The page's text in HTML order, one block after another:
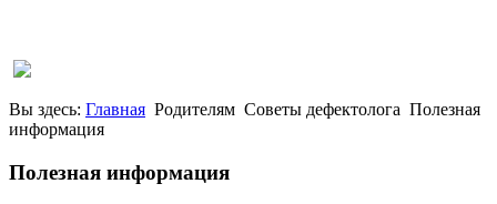
Вы здесь: Главная Родителям Советы дефектолога Полезная
информация
Полезная информация